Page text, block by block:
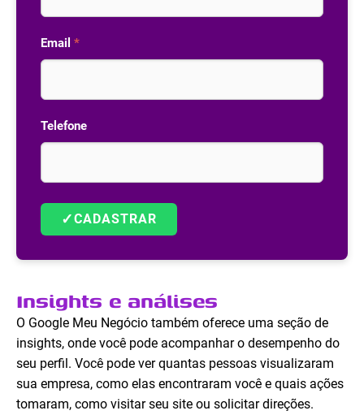
Email *
Telefone
✓CADASTRAR
Insights e análises
O Google Meu Negócio também oferece uma seção de
insights, onde você pode acompanhar o desempenho do
seu perfil. Você pode ver quantas pessoas visualizaram
sua empresa, como elas encontraram você e quais ações
tomaram, como visitar seu site ou solicitar direções.